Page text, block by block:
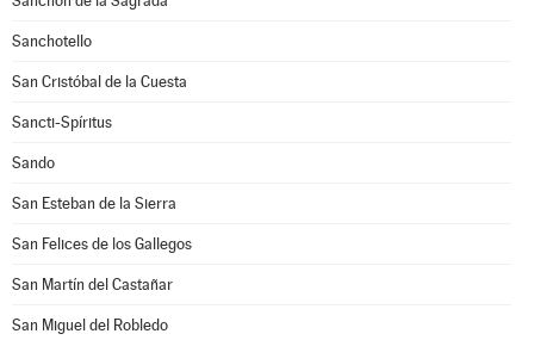
Sanchotello
San Cristóbal de la Cuesta
Sancti-Spíritus
Sando
San Esteban de la Sierra
San Felices de los Gallegos
San Martín del Castañar
San Miguel del Robledo